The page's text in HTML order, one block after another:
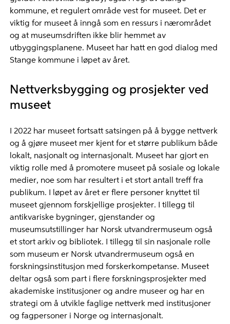
kommune, et regulert område vest for museet. Det er
viktig for museet å inngå som en ressurs i nærområdet
og at museumsdriften ikke blir hemmet av
utbyggingsplanene. Museet har hatt en god dialog med
Stange kommune i løpet av året.
Nettverksbygging og prosjekter ved
museet
I 2022 har museet fortsatt satsingen på å bygge nettverk
og å gjøre museet mer kjent for et større publikum både
lokalt, nasjonalt og internasjonalt. Museet har gjort en
viktig rolle med å promotere museet på sosiale og lokale
medier, noe som har resultert i et stort antall treff fra
publikum. I løpet av året er flere personer knyttet til
museet gjennom forskjellige prosjekter. I tillegg til
antikvariske bygninger, gjenstander og
museumsutstillinger har Norsk utvandrermuseum også
et stort arkiv og bibliotek. I tillegg til sin nasjonale rolle
som museum er Norsk utvandrermuseum også en
forskningsinstitusjon med forskerkompetanse. Museet
deltar også som part i flere forskningsprosjekter med
akademiske institusjoner og andre museer og har en
strategi om å utvikle faglige nettverk med institusjoner
og fagpersoner i Norge og internasjonalt.